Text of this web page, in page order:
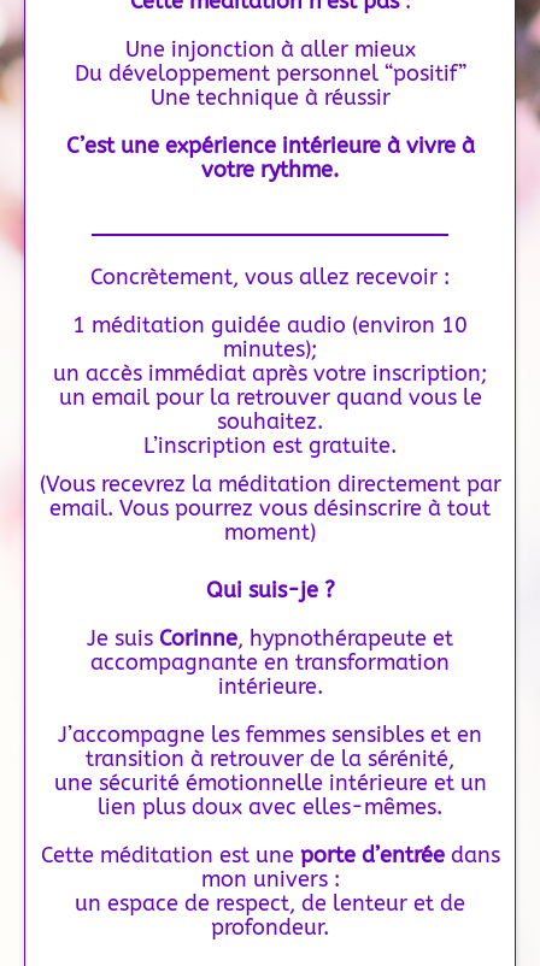
Une injonction à aller mieux
Du développement personnel “positif”
Une technique à réussir
C’est une expérience intérieure à vivre à
votre rythme.
Concrètement, vous allez recevoir :
1 méditation guidée audio (environ 10
minutes);
un accès immédiat après votre inscription;
un email pour la retrouver quand vous le
souhaitez.
L’inscription est gratuite.
(Vous recevrez la méditation directement par
email. Vous pourrez vous désinscrire à tout
moment)
Qui suis-je ?
Je suis Corinne, hypnothérapeute et
accompagnante en transformation
intérieure.
J’accompagne les femmes sensibles et en
transition à retrouver de la sérénité,
une sécurité émotionnelle intérieure et un
lien plus doux avec elles-mêmes.
Cette méditation est une porte d’entréedans
mon univers :
un espace de respect, de lenteur et de
profondeur.